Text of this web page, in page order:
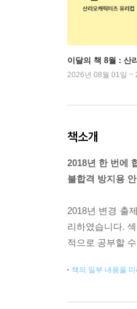
이달의 책 8월 : 산
2026년 08월 01일 ~
책소개
2018년 한 번에
불합격 방지용
2018년 변경 출
리하였습니다.
적으로 공부할
책의 일부 내용을